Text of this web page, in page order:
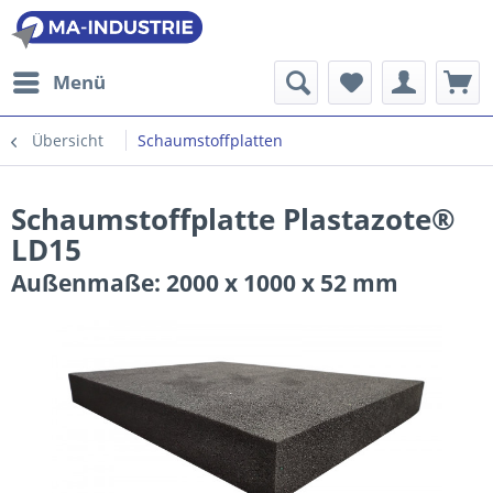
Menü
Übersicht Schaumstoffplatten
Schaumstoffplatte Plastazote®
LD15
Außenmaße: 2000 x 1000 x 52 mm